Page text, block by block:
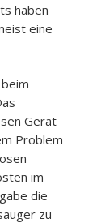
haben
eine
Gerät
Problem
im
die
zu